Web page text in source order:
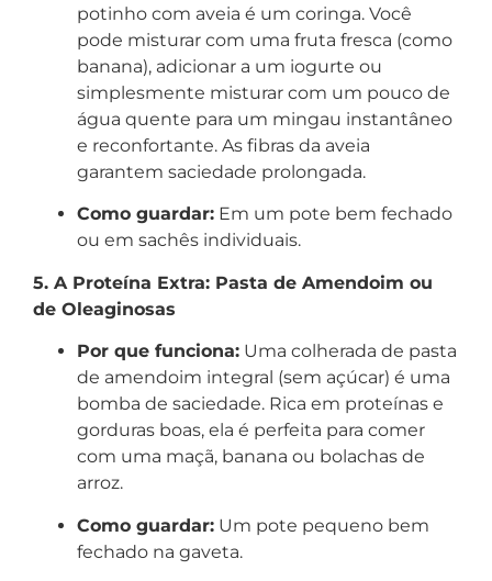
potinho com aveia é um coringa. Você
pode misturar com uma fruta fresca (como
banana), adicionar a um iogurte ou
simplesmente misturar com um pouco de
água quente para um mingau instantâneo
e reconfortante. As fibras da aveia
garantem saciedade prolongada.
Como guardar: Em um pote bem fechado
ou em sachês individuais.
5. A Proteína Extra: Pasta de Amendoim ou
de Oleaginosas
Por que funciona: Uma colherada de pasta
de amendoim integral (sem açúcar) é uma
bomba de saciedade. Rica em proteínas e
gorduras boas, ela é perfeita para comer
com uma maçã, banana ou bolachas de
arroz.
Como guardar: Um pote pequeno bem
fechado na gaveta.